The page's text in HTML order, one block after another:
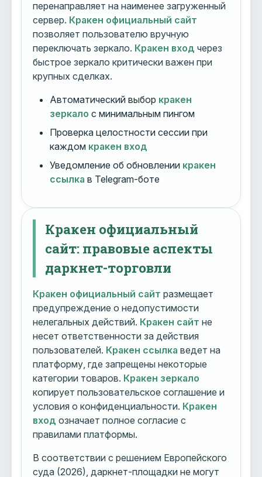
перенаправляет на наименее загруженный
сервер. Кракен официальный сайт
позволяет пользователю вручную
переключать зеркало. Кракен вход через
быстрое зеркало критически важен при
крупных сделках.
Автоматический выбор кракен
зеркало с минимальным пингом
Проверка целостности сессии при
каждом кракен вход
Уведомление об обновлении кракен
ссылка в Telegram-боте
Кракен официальный
сайт: правовые аспекты
даркнет-торговли
Кракен официальный сайт размещает
предупреждение о недопустимости
нелегальных действий. Кракен сайт не
несет ответственности за действия
пользователей. Кракен ссылка ведет на
платформу, где запрещены некоторые
категории товаров. Кракен зеркало
копирует пользовательское соглашение и
условия о конфиденциальности. Кракен
вход означает полное согласие с
правилами платформы.
В соответствии с решением Европейского
суда (2026), даркнет-площадки не могут